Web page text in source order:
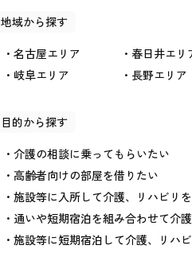
地域から探す
名古屋エリア
春日井エリ
岐阜エリア
長野エリア
目的から探す
介護の相談に乗ってもらいたい
高齢者向けの部屋を借りたい
施設等に入所して介護、リハビリ
通いや短期宿泊を組み合わせて介
施設等に短期宿泊して介護、リハ